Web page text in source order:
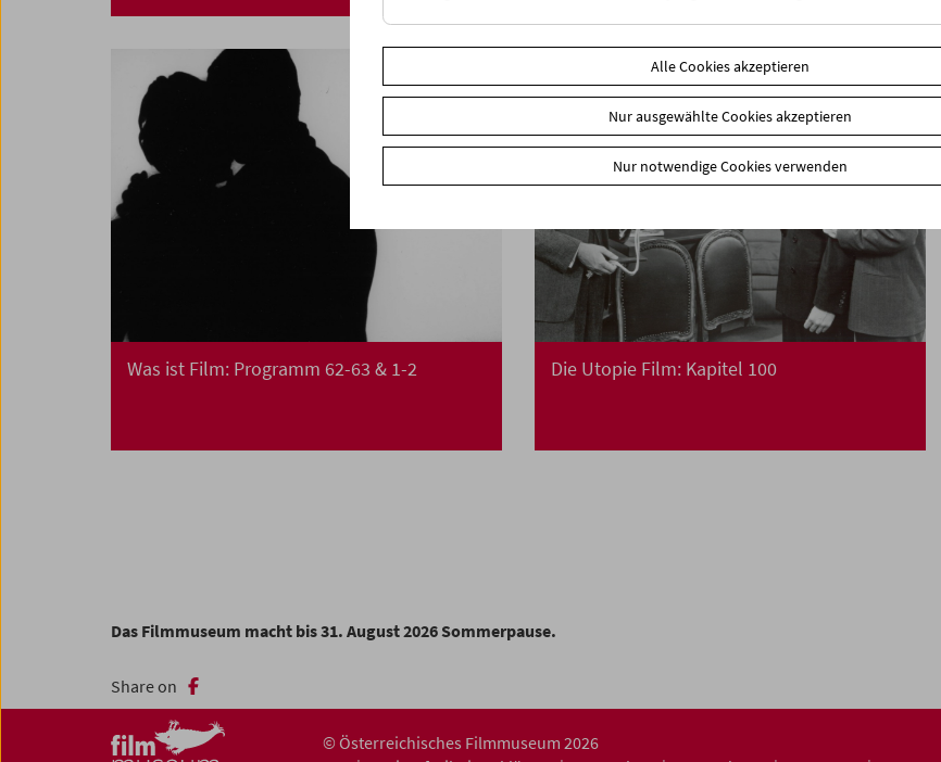
Was ist Film: Programm 62-63 & 1-2 Die Utopie Film: Kapitel 100
Das Filmmuseum macht bis 31. August 2026 Sommerpause.
Share on
© Österreichisches Filmmuseum 2026
Alle Cookies akzeptieren
Nur ausgewählte Cookies akzeptieren
Nur notwendige Cookies verwenden